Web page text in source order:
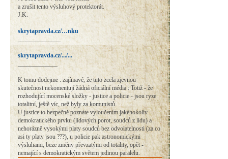
a zrušit tento výsluhový protektorát.
J.K.
skrytapravda.cz/…nku
skrytapravda.cz/.../...
_____________
K tomu dodejme : zajímavé, že tuto zcela zjevnou
skutečnost nekomentují žádná oficiální média : Totiž - že
rozhodující mocenské složky - justice a policie - jsou ryze
totalitní, ještě víc, než byly za komunistů.
U justice to bezpečně poznáte vyloučením jakéhokoliv
demokratického prvku (lidových porot, soudců z lidu) a
nehorázně vysokými platy soudců bez odvolatelnosti (za co
asi ty platy jsou ???), u policie pak astronomickými
výsluhami, beze změny převzatými od totality, opět -
nemající s demokratickým světem jedinou paralelu.